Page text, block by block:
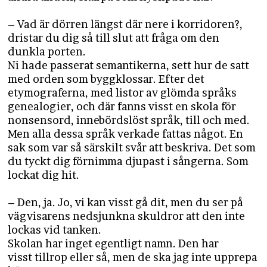
– Vad är dörren längst där nere i korridoren?,
dristar du dig så till slut att fråga om den
dunkla porten.
Ni hade passerat semantikerna, sett hur de satt
med orden som byggklossar. Efter det
etymograferna, med listor av glömda språks
genealogier, och där fanns visst en skola för
nonsensord, innebördslöst språk, till och med.
Men alla dessa språk verkade fattas något. En
sak som var så särskilt svår att beskriva. Det som
du tyckt dig förnimma djupast i sångerna. Som
lockat dig hit.
– Den, ja. Jo, vi kan visst gå dit, men du ser på
vägvisarens nedsjunkna skuldror att den inte
lockas vid tanken.
Skolan har inget egentligt namn. Den har
visst tillrop eller så, men de ska jag inte upprepa